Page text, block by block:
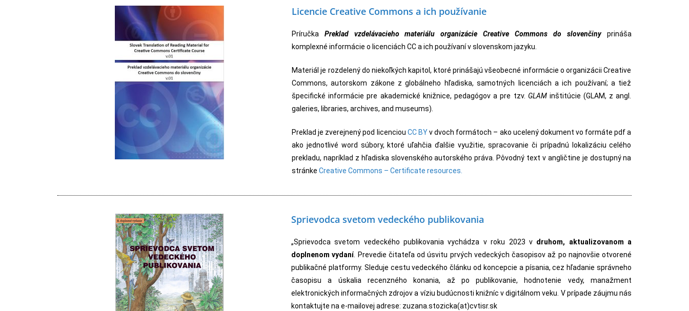
Licencie Creative Commons a ich používanie
Príručka Preklad vzdelávacieho materiálu organizácie Creative Commons do slovenčiny
prináša
komplexné informácie o licenciách CC a ich používaní v slovenskom jazyku.
Materiál je rozdelený do niekoľkých kapitol, ktoré prinášajú všeobecné informácie o organizácii Creative
Commons, autorskom zákone z globálneho hľadiska, samotných licenciách a ich používaní; a tiež
špecifické informácie pre akademické knižnice, pedagógov a pre tzv. GLAMinštitúcie (GLAM, z angl.
galeries, libraries, archives, and museums).
Preklad je zverejnený pod licenciou CC BYv dvoch formátoch – ako ucelený dokument vo formáte pdf a
ako jednotlivé word súbory, ktoré uľahčia ďalšie využitie, spracovanie či prípadnú lokalizáciu celého
prekladu, napríklad z hľadiska slovenského autorského práva. Pôvodný text v angličtine je dostupný na
stránke Creative Commons – Certificate resources.
Sprievodca svetom vedeckého publikovania
„Sprievodca svetom vedeckého publikovania vychádza v roku 2023 v druhom, aktualizovanom a
doplnenom vydaní. Prevedie čitateľa od úsvitu prvých vedeckých časopisov až po najnovšie otvorené
publikačné platformy. Sleduje cestu vedeckého článku od koncepcie a písania, cez hľadanie správneho
časopisu a úskalia recenzného konania, až po publikovanie, hodnotenie vedy, manažment
elektronických informačných zdrojov a víziu budúcnosti knižníc v digitálnom veku. V prípade záujmu nás
kontaktujte na e-mailovej adrese: zuzana.stozicka(at)cvtisr.sk